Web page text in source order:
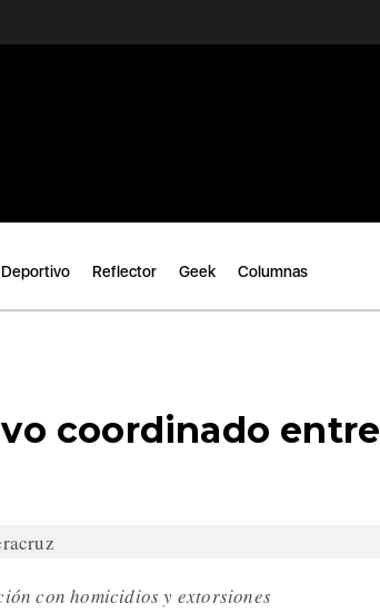
Reflector Geek Columnas
coordinado entre
con homicidios y extorsiones